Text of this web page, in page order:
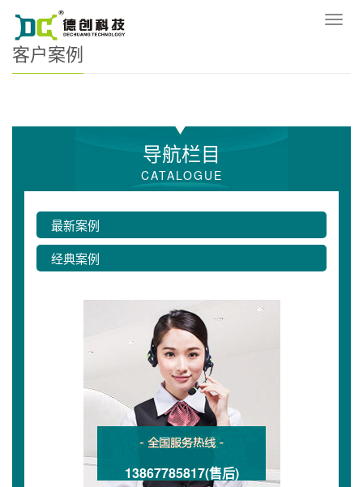
导
您的位置：网站首页
客户案例
导航栏目
CATALOGUE
最新案例
经典案例
13867785817(售后)